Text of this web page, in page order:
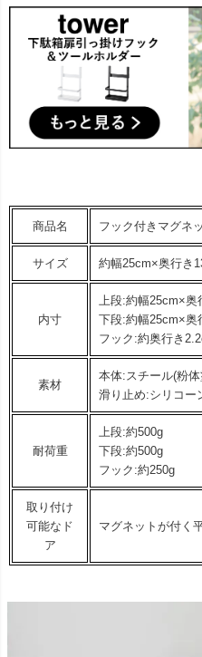
商品名 フック付きマグネ
サイズ 約幅25cm×奥行き
内寸
上段:約幅25cm×奥
下段:約幅25cm×奥
フック:約奥行き
素材
本体:スチール(粉
滑り止め:シリコー
耐荷重
上段:約500g
下段:約500g
フック:約250g
取り付け
可能なド
ア
マグネットが付く